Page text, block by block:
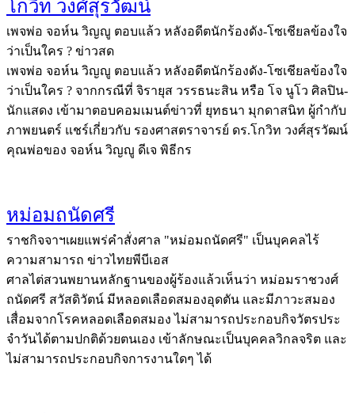
โกวิท วงศ์สุรวัฒน์
เพจพ่อ จอห์น วิญญู ตอบแล้ว หลังอดีตนักร้องดัง-โซเชียลข้องใจ
ว่าเป็นใคร ? ข่าวสด
เพจพ่อ จอห์น วิญญู ตอบแล้ว หลังอดีตนักร้องดัง-โซเชียลข้องใจ
ว่าเป็นใคร ? จากกรณีที่ จิรายุส วรรธนะสิน หรือ โจ นูโว ศิลปิน-
นักแสดง เข้ามาตอบคอมเมนต์ข่าวที่ ยุทธนา มุกดาสนิท ผู้กำกับ
ภาพยนตร์ แชร์เกี่ยวกับ รองศาสตราจารย์ ดร.โกวิท วงศ์สุรวัฒน์
คุณพ่อของ จอห์น วิญญู ดีเจ พิธีกร
หม่อมถนัดศรี
ราชกิจจาฯเผยแพร่คำสั่งศาล "หม่อมถนัดศรี" เป็นบุคคลไร้
ความสามารถ ข่าวไทยพีบีเอส
ศาลไต่สวนพยานหลักฐานของผู้ร้องแล้วเห็นว่า หม่อมราชวงศ์
ถนัดศรี สวัสดิวัตน์ มีหลอดเลือดสมองอุดตัน และมีภาวะสมอง
เสื่อมจากโรคหลอดเลือดสมอง ไม่สามารถประกอบกิจวัตรประ
จําวันได้ตามปกติด้วยตนเอง เข้าลักษณะเป็นบุคคลวิกลจริต และ
ไม่สามารถประกอบกิจการงานใดๆ ได้